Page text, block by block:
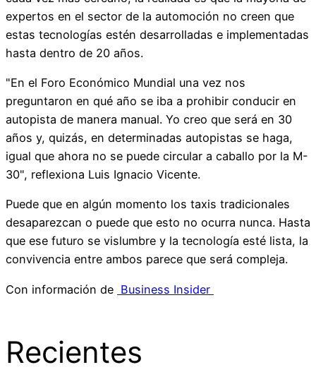
expertos en el sector de la automoción no creen que
estas tecnologías estén desarrolladas e implementadas
hasta dentro de 20 años.
"En el Foro Económico Mundial una vez nos
preguntaron en qué año se iba a prohibir conducir en
autopista de manera manual. Yo creo que será en 30
años y, quizás, en determinadas autopistas se haga,
igual que ahora no se puede circular a caballo por la M-
30", reflexiona Luis Ignacio Vicente.
Puede que en algún momento los taxis tradicionales
desaparezcan o puede que esto no ocurra nunca. Hasta
que ese futuro se vislumbre y la tecnología esté lista, la
convivencia entre ambos parece que será compleja.
Con información de Business Insider
Recientes